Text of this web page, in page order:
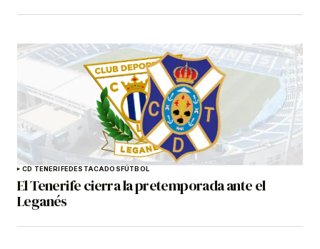
CD TENERIFEDESTACADOSFÚTBOL
El Tenerife cierra la pretemporada ante el
Leganés